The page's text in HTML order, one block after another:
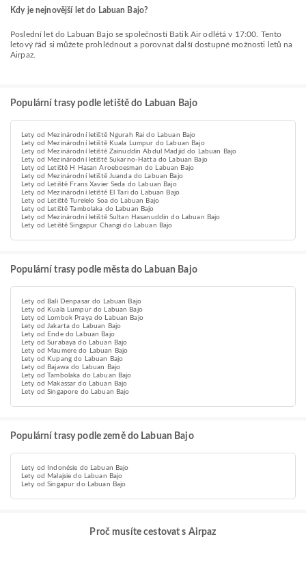
Kdy je nejnovější let do Labuan Bajo?
Poslední let do Labuan Bajo se společností Batik Air odlétá v 17:00. Tento
letový řád si můžete prohlédnout a porovnat další dostupné možnosti letů na
Airpaz.
Populární trasy podle letiště do Labuan Bajo
Lety od Mezinárodní letiště Ngurah Rai do Labuan Bajo
Lety od Mezinárodní letiště Kuala Lumpur do Labuan Bajo
Lety od Mezinárodní letiště Zainuddin Abdul Madjid do Labuan Bajo
Lety od Mezinárodní letiště Sukarno-Hatta do Labuan Bajo
Lety od Letiště H Hasan Aroeboesman do Labuan Bajo
Lety od Mezinárodní letiště Juanda do Labuan Bajo
Lety od Letiště Frans Xavier Seda do Labuan Bajo
Lety od Mezinárodní letiště El Tari do Labuan Bajo
Lety od Letiště Turelelo Soa do Labuan Bajo
Lety od Letiště Tambolaka do Labuan Bajo
Lety od Mezinárodní letiště Sultan Hasanuddin do Labuan Bajo
Lety od Letiště Singapur Changi do Labuan Bajo
Populární trasy podle města do Labuan Bajo
Lety od Bali Denpasar do Labuan Bajo
Lety od Kuala Lumpur do Labuan Bajo
Lety od Lombok Praya do Labuan Bajo
Lety od Jakarta do Labuan Bajo
Lety od Ende do Labuan Bajo
Lety od Surabaya do Labuan Bajo
Lety od Maumere do Labuan Bajo
Lety od Kupang do Labuan Bajo
Lety od Bajawa do Labuan Bajo
Lety od Tambolaka do Labuan Bajo
Lety od Makassar do Labuan Bajo
Lety od Singapore do Labuan Bajo
Populární trasy podle země do Labuan Bajo
Lety od Indonésie do Labuan Bajo
Lety od Malajsie do Labuan Bajo
Lety od Singapur do Labuan Bajo
Proč musíte cestovat s Airpaz